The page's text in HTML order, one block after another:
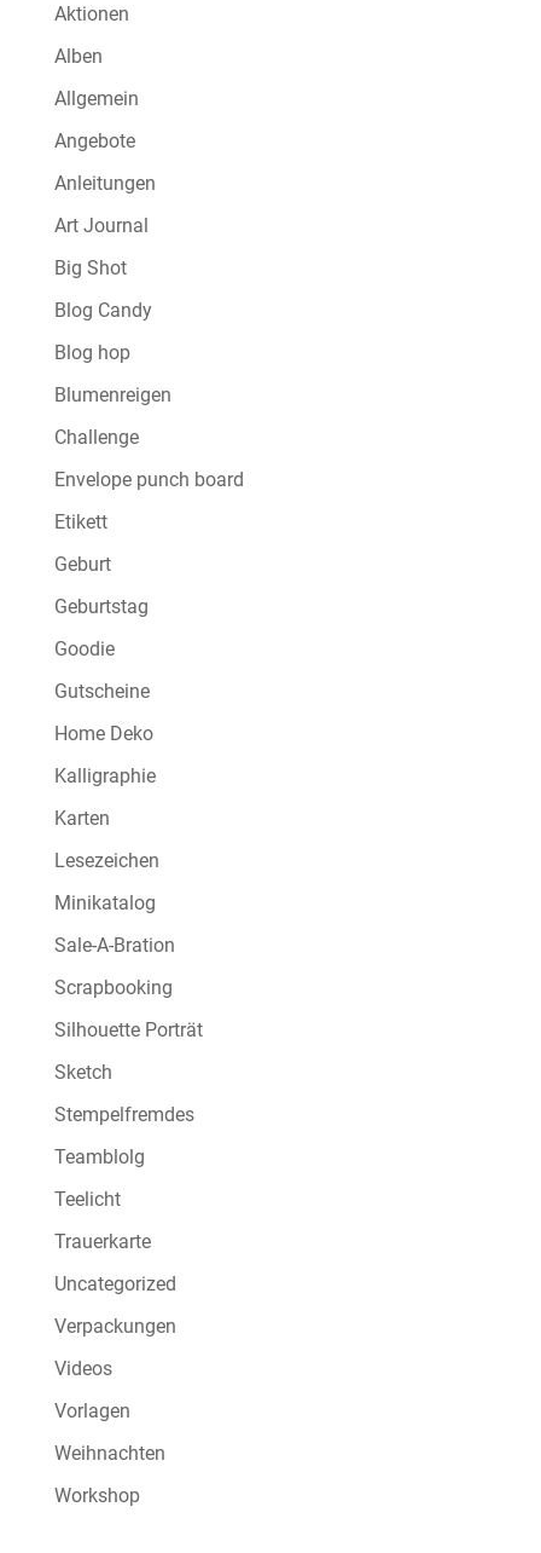
Aktionen
Alben
Allgemein
Angebote
Anleitungen
Art Journal
Big Shot
Blog Candy
Blog hop
Blumenreigen
Challenge
Envelope punch board
Etikett
Geburt
Geburtstag
Goodie
Gutscheine
Home Deko
Kalligraphie
Karten
Lesezeichen
Minikatalog
Sale-A-Bration
Scrapbooking
Silhouette Porträt
Sketch
Stempelfremdes
Teamblolg
Teelicht
Trauerkarte
Uncategorized
Verpackungen
Videos
Vorlagen
Weihnachten
Workshop